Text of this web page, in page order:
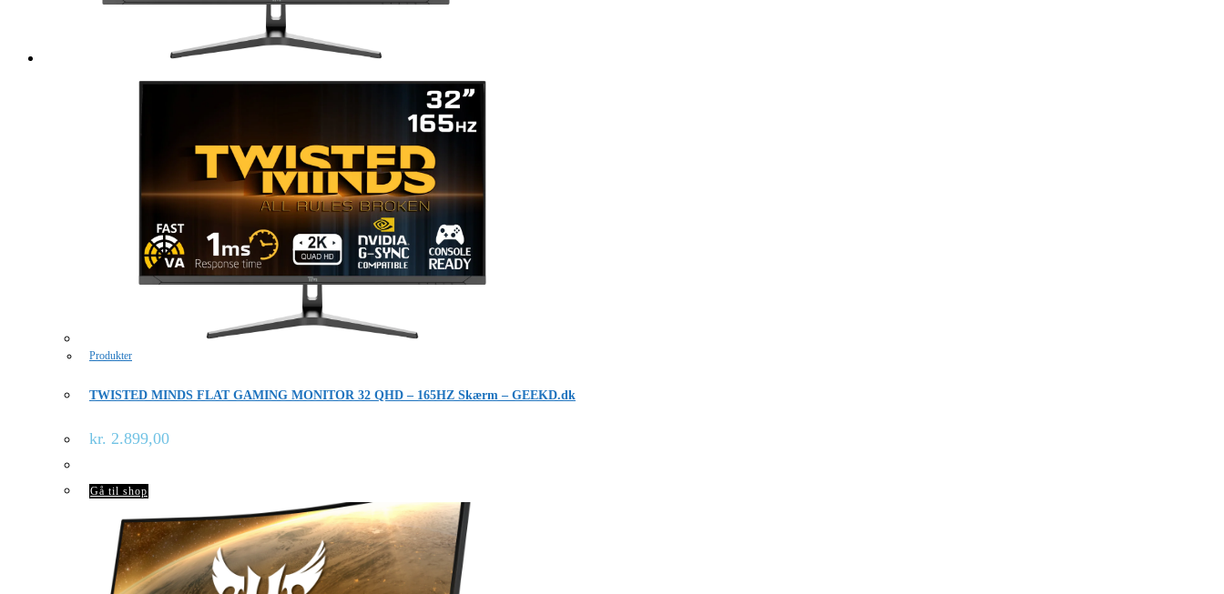
Produkter
TWISTED MINDS FLAT GAMING MONITOR 32 QHD – 165HZ Skærm – GEEKD.dk
kr. 2.899,00
Gå til shop